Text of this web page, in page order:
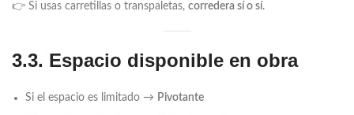
👉 Si usas carretillas o transpaletas, corredera sí o sí.
3.3. Espacio disponible en obra
Si el espacio es limitado → Pivotante